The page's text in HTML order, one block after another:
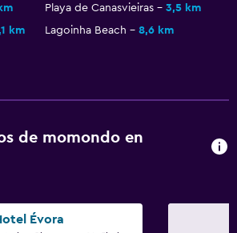
Playa de Canasvieiras
3,5 km
km Lagoinha Beach 8,6 km
de momondo en
Évora